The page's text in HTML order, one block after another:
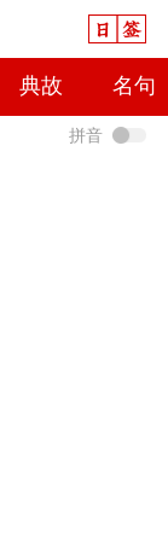
典故 名句
拼音